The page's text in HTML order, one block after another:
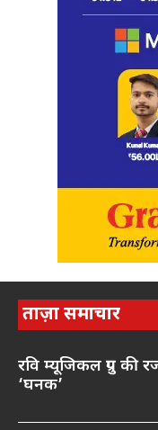
ताज़ा समाचार
रवि म्यूजिकल ग्रुप
‘घनक’